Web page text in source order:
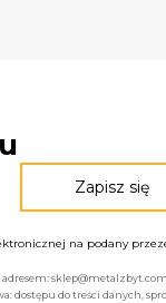
na podany
dostępu do treści danych,